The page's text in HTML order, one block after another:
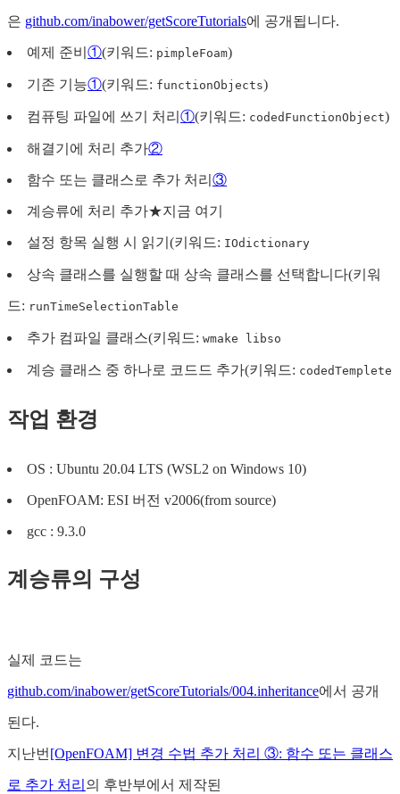
은 github.com/inabower/getScoreTutorials에 공개됩니다.
예제 준비 ①(키워드: pimpleFoam)
기존 기능①(키워드: functionObjects)
컴퓨팅 파일에 쓰기 처리 ①(키워드: codedFunctionObject)
해결기에 처리 추가②
함수 또는 클래스로 추가 처리 ③
계승류에 처리 추가★지금 여기
설정 항목 실행 시 읽기(키워드: IOdictionary
상속 클래스를 실행할 때 상속 클래스를 선택합니다(키워
드: runTimeSelectionTable
추가 컴파일 클래스(키워드: wmake libso
계승 클래스 중 하나로 코드드 추가(키워드: codedTemplete
작업 환경
OS : Ubuntu 20.04 LTS (WSL2 on Windows 10)
OpenFOAM: ESI 버전 v2006(from source)
gcc : 9.3.0
계승류의 구성
실제 코드는
github.com/inabower/getScoreTutorials/004.inheritance에서 공개
된다.
지난번 [OpenFOAM] 변경 수법 추가 처리 ③: 함수 또는 클래스
로 추가 처리 의 후반부에서 제작된